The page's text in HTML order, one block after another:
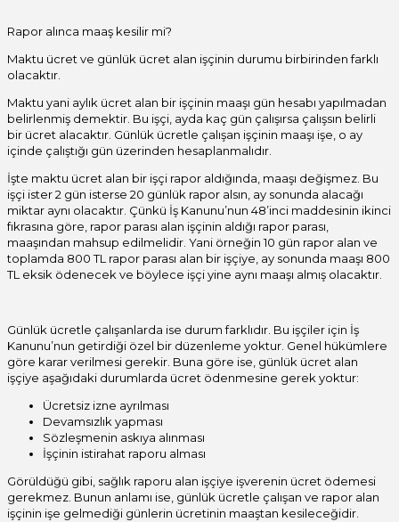
güçlü ve benzersiz parolalar kullanın; iki faktörlü kimlik
doğrulamayı etkinleştirin. Şüpheli uygulamaları ve bağlantıları asla
tıklamayın; uygulama izinlerini düzenli gözden geçirin. Ortak veya
bilinmeyen Wi-Fi ağlarında dikkatli olun ve gerekli değilse
otomatik bağlantıyı kapatın. Güvenilir anti-virüs yazılımları kullanın
ve düzenli yedeklemeler yapın. Ayrıca ebeveyn kontrolü veya
yasal izleme ihtiyaçları için önce rıza alın; örneğinen iyi whatsapp
takip programıarayışında bile, gizlilik ve yasal gereklilikleri göz
kablolarını kullanmayın, güvenlik ayarlarını kontrol edin ve güvenilir
kaynaklardan bilgi edinin.
Rapor alınca maaş kesilir mi?
Maktu ücret ve günlük ücret alan işçinin durumu birbirinden farklı
olacaktır.
Maktu yani aylık ücret alan bir işçinin maaşı gün hesabı yapılmadan
belirlenmiş demektir. Bu işçi, ayda kaç gün çalışırsa çalışsın belirli
bir ücret alacaktır. Günlük ücretle çalışan işçinin maaşı işe, o ay
içinde çalıştığı gün üzerinden hesaplanmalıdır.
İşte maktu ücret alan bir işçi rapor aldığında, maaşı değişmez. Bu
işçi ister 2 gün isterse 20 günlük rapor alsın, ay sonunda alacağı
miktar aynı olacaktır. Çünkü İş Kanunu’nun 48’inci maddesinin ikinci
fıkrasına göre, rapor parası alan işçinin aldığı rapor parası,
maaşından mahsup edilmelidir. Yani örneğin 10 gün rapor alan ve
toplamda 800 TL rapor parası alan bir işçiye, ay sonunda maaşı 800
TL eksik ödenecek ve böylece işçi yine aynı maaşı almış olacaktır.
Günlük ücretle çalışanlarda ise durum farklıdır. Bu işçiler için İş
Kanunu’nun getirdiği özel bir düzenleme yoktur. Genel hükümlere
göre karar verilmesi gerekir. Buna göre ise, günlük ücret alan
işçiye aşağıdaki durumlarda ücret ödenmesine gerek yoktur:
Ücretsiz izne ayrılması
Devamsızlık yapması
Sözleşmenin askıya alınması
İşçinin istirahat raporu alması
Görüldüğü gibi, sağlık raporu alan işçiye işverenin ücret ödemesi
gerekmez. Bunun anlamı ise, günlük ücretle çalışan ve rapor alan
işçinin işe gelmediği günlerin ücretinin maaştan kesileceğidir.